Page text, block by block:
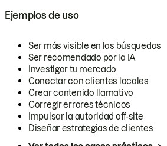
Ejemplos de uso
Ser más visible en las búsquedas
Ser recomendado por la IA
Investigar tu mercado
Conectar con clientes locales
Crear contenido llamativo
Corregir errores técnicos
Impulsar la autoridad off-site
Diseñar estrategias de clientes